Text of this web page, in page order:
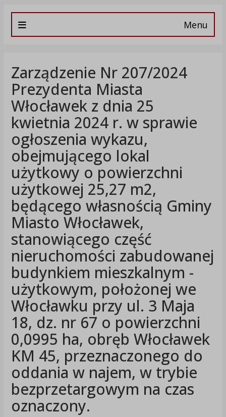
Menu
Zarządzenie Nr 207/2024
Prezydenta Miasta
Włocławek z dnia 25
kwietnia 2024 r. w sprawie
ogłoszenia wykazu,
obejmującego lokal
użytkowy o powierzchni
użytkowej 25,27 m2,
będącego własnością Gminy
Miasto Włocławek,
stanowiącego część
nieruchomości zabudowanej
budynkiem mieszkalnym -
użytkowym, położonej we
Włocławku przy ul. 3 Maja
18, dz. nr 67 o powierzchni
0,0995 ha, obręb Włocławek
KM 45, przeznaczonego do
oddania w najem, w trybie
bezprzetargowym na czas
oznaczony.